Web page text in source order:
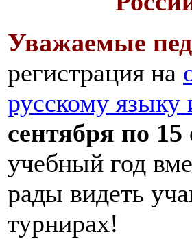
Уважаемые
регистрация на
русскому языку
сентября по 15
учебный год
рады видеть
турнирах!